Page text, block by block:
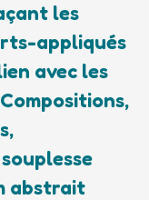
les
appliqués
avec les
abstrait